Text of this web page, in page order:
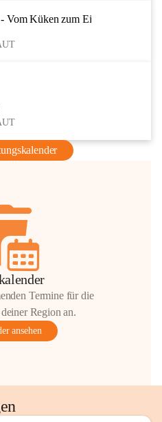
Vom Küken zum Ei
Termine für die
Region an.
ansehen